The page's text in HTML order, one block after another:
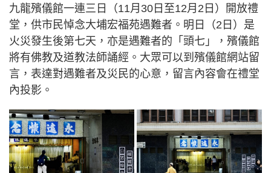
九龍殯儀館一連三日（11月30日至12月2日）開放禮
堂，供市民悼念大埔宏福苑遇難者。明日（2日）是
火災發生後第七天，亦是遇難者的「頭七」，殯儀館
將有佛教及道教法師誦經。大眾可以到殯儀館網站留
言，表達對遇難者及災民的心意，留言內容會在禮堂
內投影。